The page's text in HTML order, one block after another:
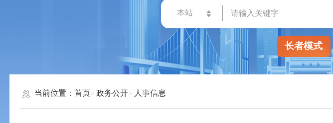
长者模式
当前位置：首页 政务公开 人事信息